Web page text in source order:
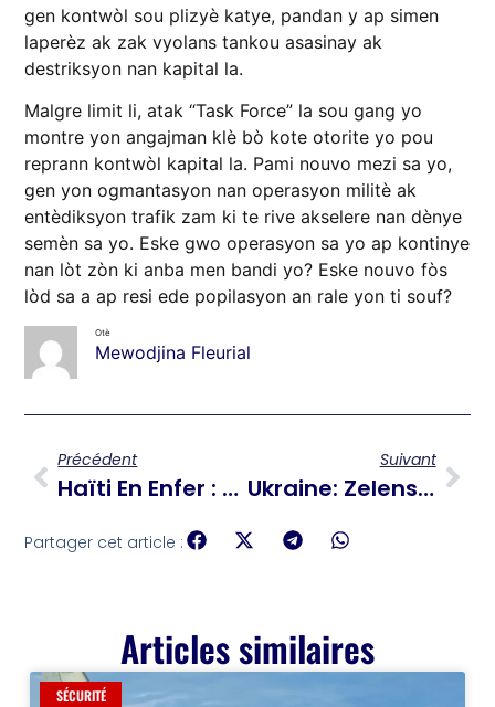
gen kontwòl sou plizyè katye, pandan y ap simen
laperèz ak zak vyolans tankou asasinay ak
destriksyon nan kapital la.
Malgre limit li, atak “Task Force” la sou gang yo
montre yon angajman klè bò kote otorite yo pou
reprann kontwòl kapital la. Pami nouvo mezi sa yo,
gen yon ogmantasyon nan operasyon militè ak
entèdiksyon trafik zam ki te rive akselere nan dènye
semèn sa yo. Eske gwo operasyon sa yo ap kontinye
nan lòt zòn ki anba men bandi yo? Eske nouvo fòs
lòd sa a ap resi ede popilasyon an rale yon ti souf?
Otè
Mewodjina Fleurial
Précédent
Haïti En Enfer : Delmas 30 Et Tabarre 25, 27 Figurent Sur La Liste Des Territoires Perdus
Suivant
Ukraine: Zelensky Est Prêt À Travailler Sous La Direction De Donald Trump
Partager cet article :
Articles similaires
SÉCURITÉ